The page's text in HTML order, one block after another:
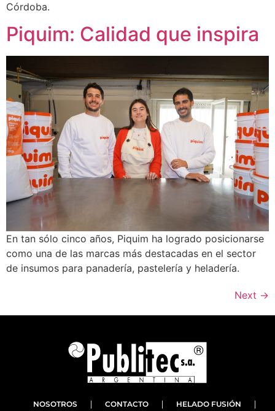
Córdoba.
Piquim: Calidad que inspira
En tan sólo cinco años, Piquim ha logrado posicionarse
como una de las marcas más destacadas en el sector
de insumos para panadería, pastelería y heladería.
Next →
NOSOTROS CONTACTO HELADO FUSIÓN